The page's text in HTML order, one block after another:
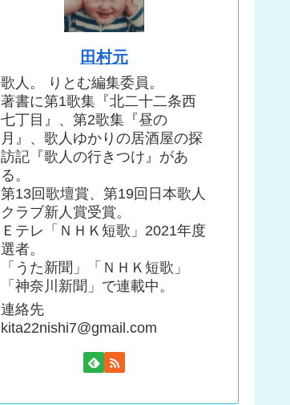
田村元
歌人。 りとむ編集委員。
著書に第1歌集『北二十二条西
七丁目』、第2歌集『昼の
月』、歌人ゆかりの居酒屋の探
訪記『歌人の行きつけ』があ
る。
第13回歌壇賞、第19回日本歌人
クラブ新人賞受賞。
Ｅテレ「ＮＨＫ短歌」2021年度
選者。
「うた新聞」「ＮＨＫ短歌」
「神奈川新聞」で連載中。
連絡先
kita22nishi7@gmail.com